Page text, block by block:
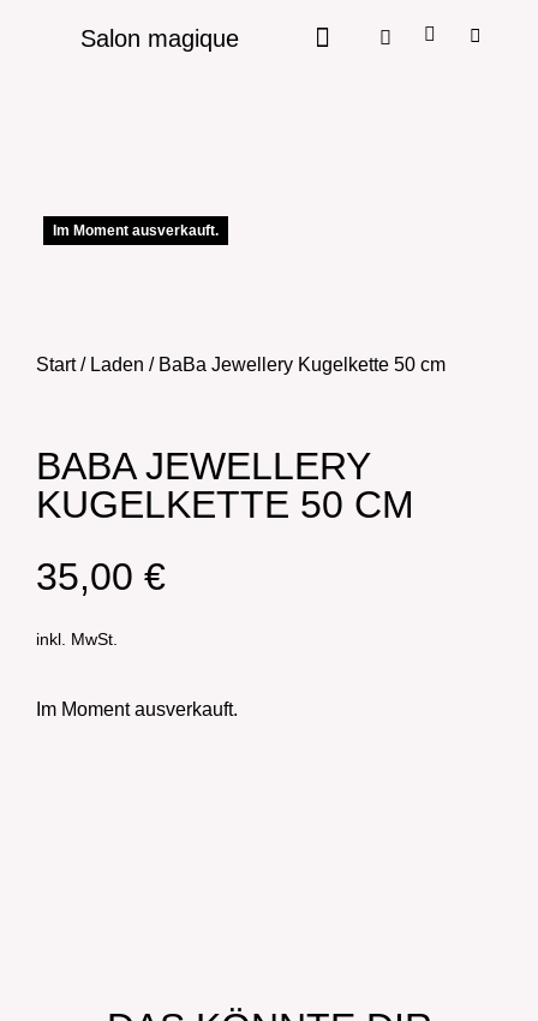
Salon magique
Im Moment ausverkauft.
Start/ Laden / BaBa Jewellery Kugelkette 50 cm
BABA JEWELLERY
KUGELKETTE 50 CM
35,00 €
inkl. MwSt.
Im Moment ausverkauft.